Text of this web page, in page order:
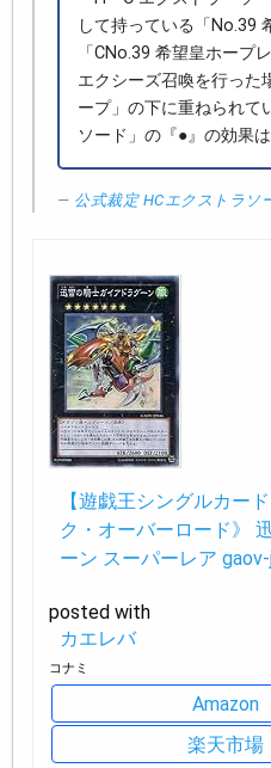
して持っている「No.39
「CNo.39 希望皇ホープ
エクシーズ召喚を行った
ープ」の下に重ねられて
ソード」の『●』の効果
公式裁定 HCエクストラソ
【遊戯王シングルカー
ク・オーバーロード》
ーン スーパーレア
posted with
カエレバ
コナミ
Amazon
楽天市場